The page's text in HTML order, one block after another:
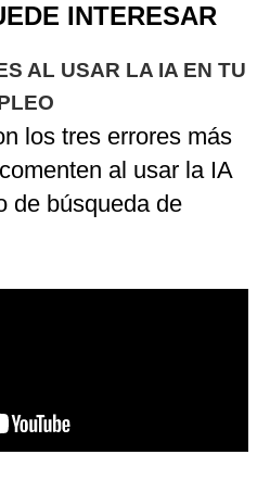
INTERESAR
AL USAR LA IA EN TU
los tres errores más
al usar la IA
de búsqueda de